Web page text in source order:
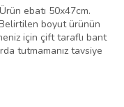
ebatı 50x47cm.
boyut ürünün
için çift taraflı bant
tutmamanız tavsiye